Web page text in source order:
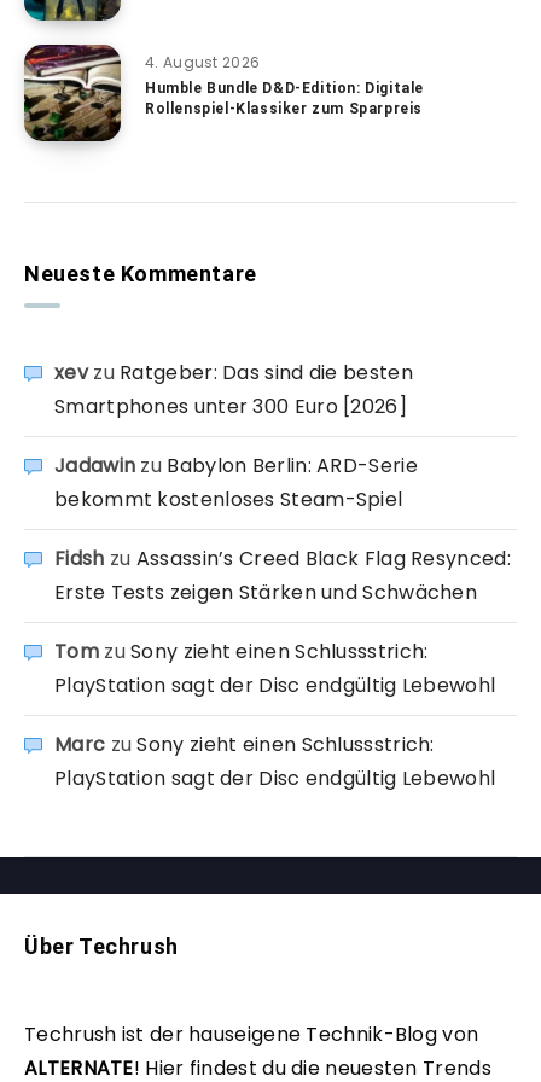
4. August 2026
Humble Bundle D&D-Edition: Digitale
Rollenspiel-Klassiker zum Sparpreis
Neueste Kommentare
xevzu Ratgeber: Das sind die besten
Smartphones unter 300 Euro [2026]
Jadawin zu Babylon Berlin: ARD-Serie
bekommt kostenloses Steam-Spiel
Fidsh zu Assassin’s Creed Black Flag Resynced:
Erste Tests zeigen Stärken und Schwächen
TomzuSony zieht einen Schlussstrich:
PlayStation sagt der Disc endgültig Lebewohl
Marc zuSony zieht einen Schlussstrich:
PlayStation sagt der Disc endgültig Lebewohl
Über Techrush
Techrush ist der hauseigene Technik-Blog von
ALTERNATE! Hier findest du die neuesten Trends